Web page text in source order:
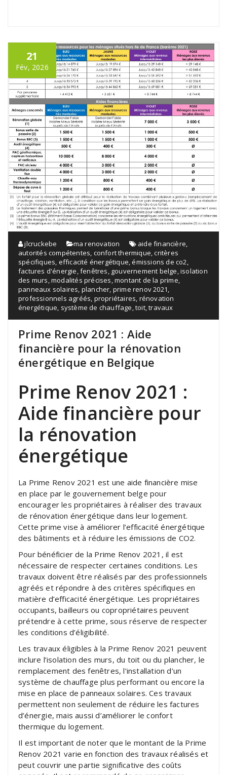
21
Fév, 2026
jlcruckebe ma renovation aide financière,
autorités compétentes, confort thermique,critères
spécifiques, efficacité énergétique,émissions de co2,
factures d'énergie,fenêtres, gouvernement belge,isolation
des murs,modalités précises,montant de la prime,
panneaux solaires, plancher, prime renov 2021,
professionnels agréés, propriétaires, rénovation
énergétique, système de chauffage,toit,travaux
Prime Renov 2021 : Aide
financière pour la rénovation
énergétique en Belgique
Prime Renov 2021 :
Aide financière pour
la rénovation
énergétique
La Prime Renov 2021 est une aide financière mise
en place par le gouvernement belge pour
encourager les propriétaires à réaliser des travaux
de rénovation énergétique dans leur logement.
Cette prime vise à améliorer l’efficacité énergétique
des bâtiments et à réduire les émissions de CO2.
Pour bénéficier de la Prime Renov 2021, il est
nécessaire de respecter certaines conditions. Les
travaux doivent être réalisés par des professionnels
agréés et répondre à des critères spécifiques en
matière d’efficacité énergétique. Les propriétaires
occupants, bailleurs ou copropriétaires peuvent
prétendre à cette prime, sous réserve de respecter
les conditions d’éligibilité.
Les travaux éligibles à la Prime Renov 2021 peuvent
inclure l’isolation des murs, du toit ou du plancher, le
remplacement des fenêtres, l’installation d’un
système de chauffage plus performant ou encore la
mise en place de panneaux solaires. Ces travaux
permettent non seulement de réduire les factures
d’énergie, mais aussi d’améliorer le confort
thermique du logement.
Il est important de noter que le montant de la Prime
Renov 2021 varie en fonction des travaux réalisés et
peut couvrir une partie significative des coûts